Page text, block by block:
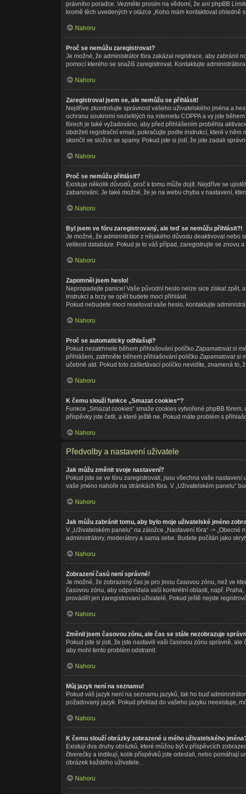
právního poradce. Vezměte prosím na vědomí, že ani phpBB
kromě těch uvedených v otázce „Koho mám kontaktovat
Nahoru
Proč se nemůžu zaregistrovat?
Je možné, že administrátor fóra zakázal registrace, aby zabránil
pomocí kterého se snažíš zaregistrovat. Kontaktujte
Nahoru
Zaregistroval jsem se, ale nemůžu se přihlásit!
Nejdříve zkontrolujte správnost vašeho uživatelského jména a
ochranu soukromí nezletilých na internetu COPPA a vy jste
fórech je také vyžadováno, aby před přihlášením proběhla
obdrželi registrační email, pokračujte podle instrukcí, které v
skončil ve složce se spamy. Pokud jste si jistí, že jste zadali
Nahoru
Proč se nemůžu přihlásit?
Existuje několik důvodů, proč k tomu může dojít. Nejdříve se
zabanováni. Je také možné, že je na webu chyba v nastavení,
Nahoru
Byl jsem ve fóru zaregistrovaný, ale teď se nemůžu přihlásit?!
Je možné, že administrátor z nějakého důvodu deaktivoval nebo
velikost databáze. Pokud je to váš případ, zaregistrujte se znovu
Nahoru
Zapomněl jsem heslo!
Nepropadejte panice! Vaše původní heslo nelze sice získat
instrukcí a brzy se opět budete moci přihlásit.
Pokud nebudete moci resetovat vaše heslo, kontaktujte
Nahoru
Proč se automaticky odhlašuji?
Pokud nezatrhnete během přihlašování políčko Zapamatovat si
přihlášeni, zatrhněte během přihlašování políčko Zapamatovat si
učebně atd. Pokud toto zaškrtávací políčko nevidíte, znamená to,
Nahoru
K čemu slouží funkce „Smazat cookies“?
Funkce „Smazat cookies“ smaže cookies vytvořené phpBB
příspěvky jste četli, a které ještě ne. Pokud máte problém s
Nahoru
Předvolby a nastavení uživatele
Jak můžu změnit svoje nastavení?
Pokud jste se ve fóru zaregistrovali, jsou všechna vaše
vaše jméno nahoře na stránkách fóra. V „Uživatelském panelu“
Nahoru
Jak můžu zabránit tomu, aby bylo moje uživatelské jméno
V „Uživatelském panelu“ na záložce „Nastavení fóra“ -> „Obecné
administrátory, moderátory a sama sebe. Budete počítán jako
Nahoru
Zobrazení časů není správné!
Je možné, že zobrazený čas je pro jinou časovou zónu, než ve
časovou zónu, aby odpovídala vaší konkrétní oblasti, např.
provádět jen zaregistrovaní uživatelé. Pokud ještě nejste
Nahoru
Změnil jsem časovou zónu, ale čas se stále nezobrazuje
Pokud jste si jisti, že jste nastavili vaši časovou zónu správně,
aby mohl tento problém odstranit.
Nahoru
Můj jazyk není na seznamu!
Pokud váš jazyk není na seznamu jazyků, tak ho buď
požadovaný jazyk. Pokud překlad do vašeho jazyku neexistuje,
Nahoru
K čemu slouží obrázky zobrazené u mého uživatelského
Existují dva druhy obrázků, které můžou být v příspěvcích
čtverečky a indikují, kolik příspěvků jste odeslali, nebo pomáhají
obrázek každého uživatele.
Nahoru